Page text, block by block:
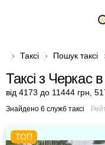
Таксі Пошук таксі
Таксі з Черкас
від 4173 до 11444 грн
Знайдено 6 служб таксі